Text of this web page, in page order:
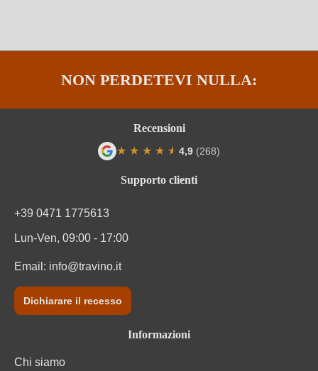
NON PERDETEVI NULLA:
Supporto clienti
+39 0471 1775613
Lun-Ven, 09:00 - 17:00
Email: info@travino.it
Dichiarare il recesso
Informazioni
Chi siamo
Recensioni
★ ★ ★ ★ ★
★ 4,9 (268)